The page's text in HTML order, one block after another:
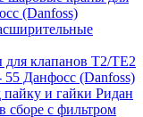
(Danfoss)
для клапанов T2/TE2
55 Данфосс (Danfoss)
и гайки Ридан
сборе с фильтром